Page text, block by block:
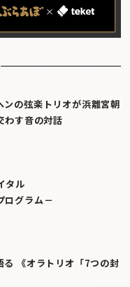
の弦楽トリオが浜離宮朝
わす音の対話
タル
ログラム－
る 《オラトリオ「7つの封